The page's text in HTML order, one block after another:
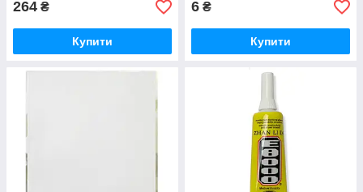
264 ₴
Купити
6 ₴
Купити